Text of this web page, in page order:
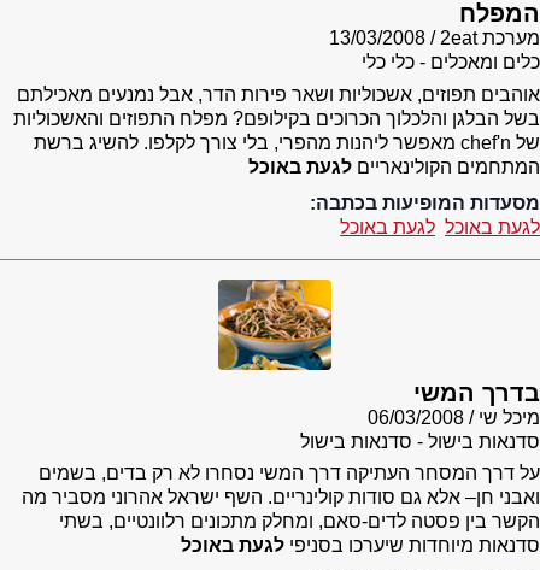
המפלח
מערכת 2eat
13/03/2008
כלים ומאכלים - כלי כלי
אוהבים תפוזים, אשכוליות ושאר פירות הדר, אבל נמנעים מאכילתם
בשל הבלגן והלכלוך הכרוכים בקילופם? מפלח התפוזים והאשכוליות
של chef'n מאפשר ליהנות מהפרי, בלי צורך לקלפו. להשיג ברשת
המתחמים הקולינאריים לגעת באוכל
מסעדות המופיעות בכתבה:
לגעת באוכל לגעת באוכל
בדרך המשי
מיכל שי
06/03/2008
סדנאות בישול - סדנאות בישול
על דרך המסחר העתיקה דרך המשי נסחרו לא רק בדים, בשמים
ואבני חן– אלא גם סודות קולינריים. השף ישראל אהרוני מסביר מה
הקשר בין פסטה לדים-סאם, ומחלק מתכונים רלוונטיים, בשתי
סדנאות מיוחדות שיערכו בסניפי לגעת באוכל